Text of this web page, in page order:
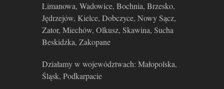
Limanowa, Wadowice, Bochnia, Brzesko,
Jędrzejów, Kielce, Dobczyce, Nowy Sącz,
Zator, Miechów, Olkusz, Skawina, Sucha
Beskidzka, Zakopane
Działamy w województwach: Małopolska,
Śląsk, Podkarpacie